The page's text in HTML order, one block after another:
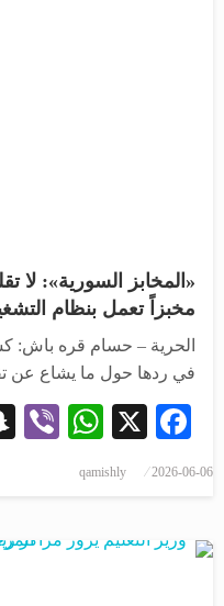
مخبزاً تعمل بنظام
الحرية – حسام قره باش:
في ردها حول ما يشاع عن
Facebook
X
2026-06-06
qamishly